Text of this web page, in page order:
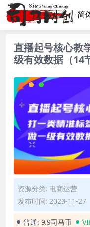
直播起号核心教
级有效数据（14
资源分类: 电商运营
发布时间: 2023-11-27
普通: 9.9司马币